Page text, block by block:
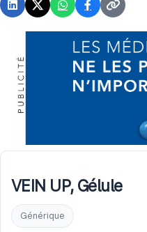
VEIN UP, Gélule
Générique